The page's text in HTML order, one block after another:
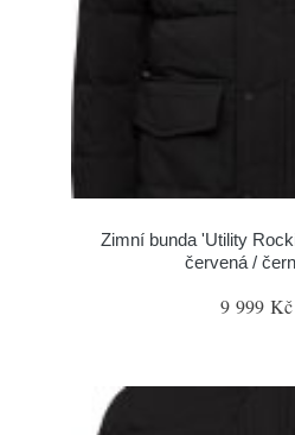
Zimní bunda 'Utility
červená /
9 999 Kč